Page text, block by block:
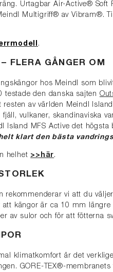
Urtagbar Air-Active®
Multigriff® av Vibram®.
.
FLERA GÅNGER OM
hos Meindl som
testade den danska sajten
resten av världen Meindl
fjäll, vulkaner, skandinaviska
Island MFS Active det
helt klart den bästa
helhet >>här.
rekommenderar vi att du
att kängor är ca 10 mm
av sulor och för att fötterna
klimatkomfort är det
GORE-TEX®-